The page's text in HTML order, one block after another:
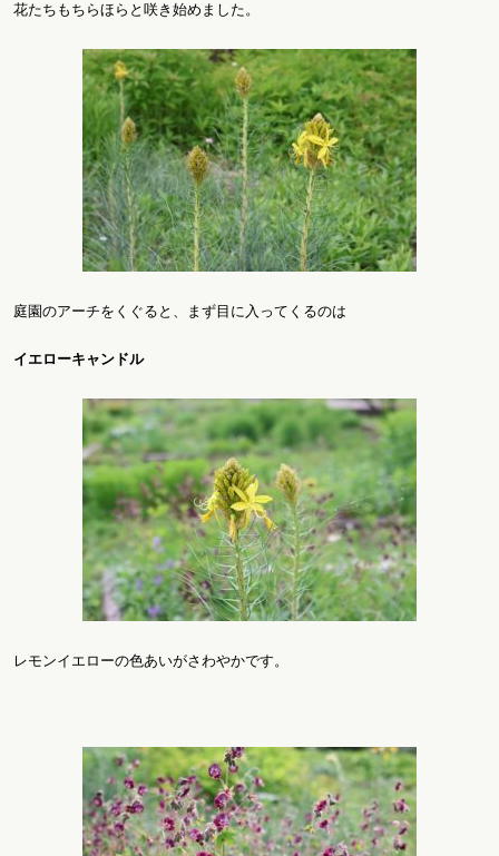
花たちもちらほらと咲き始めました。
庭園のアーチをくぐると、まず目に入ってくるのは
イエローキャンドル
レモンイエローの色あいがさわやかです。